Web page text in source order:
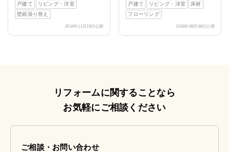
戸建て
リビング・洋室
壁紙張り替え
2016年11月28日公開
戸建て
リビング・洋室
床材
フローリング
2018年08月08日公開
リフォームに関することなら
お気軽にご相談ください
ご相談・お問い合わせ